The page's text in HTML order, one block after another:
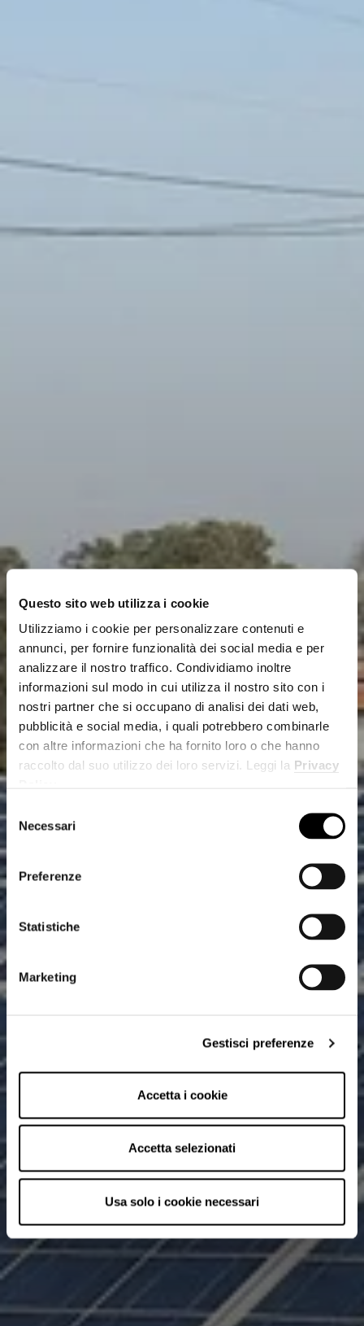
Questo sito web utilizza i cookie
Utilizziamo i cookie per personalizzare contenuti e
annunci, per fornire funzionalità dei social media e per
analizzare il nostro traffico. Condividiamo inoltre
informazioni sul modo in cui utilizza il nostro sito con i
nostri partner che si occupano di analisi dei dati web,
pubblicità e social media, i quali potrebbero combinarle
con altre informazioni che ha fornito loro o che hanno
raccolto dal suo utilizzo dei loro servizi. Leggi la Privacy
del
consenso
Necessari
Preferenze
Statistiche
Marketing
Gestisci preferenze
Accetta i cookie
Accetta selezionati
Usa solo i cookie necessari